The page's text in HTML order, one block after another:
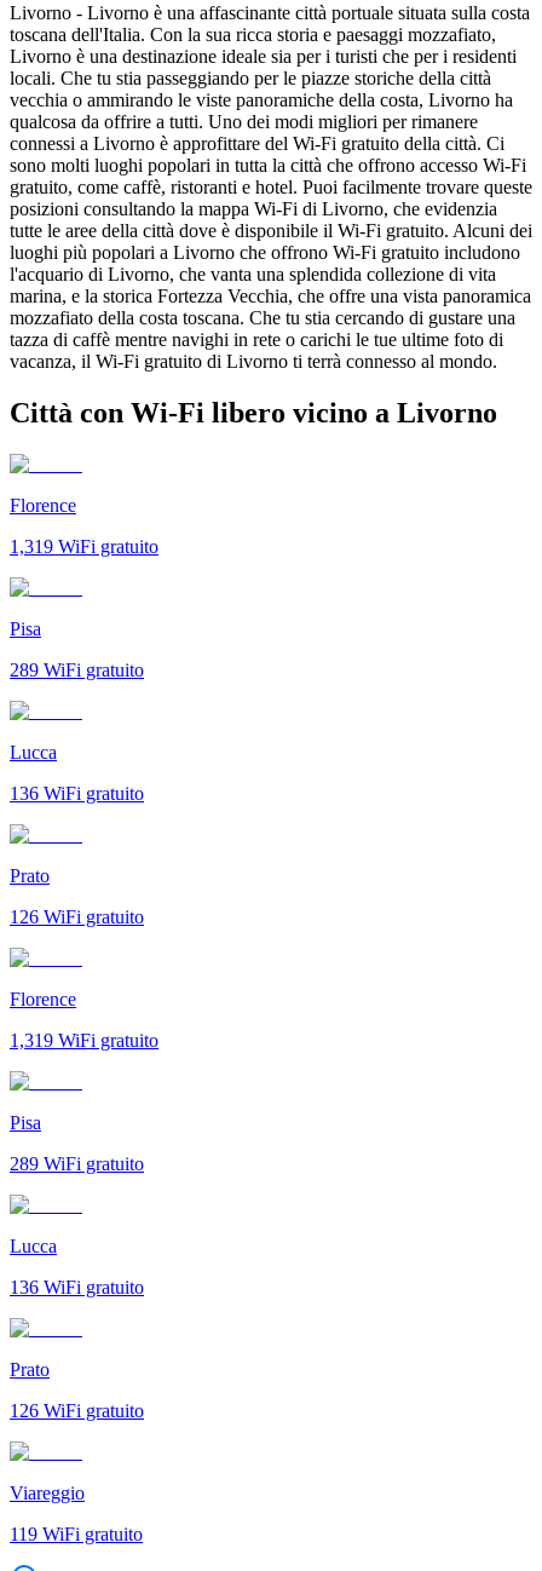
Livorno - Livorno è una affascinante città portuale situata sulla costa
toscana dell'Italia. Con la sua ricca storia e paesaggi mozzafiato,
Livorno è una destinazione ideale sia per i turisti che per i residenti
locali. Che tu stia passeggiando per le piazze storiche della città
vecchia o ammirando le viste panoramiche della costa, Livorno ha
qualcosa da offrire a tutti. Uno dei modi migliori per rimanere
connessi a Livorno è approfittare del Wi-Fi gratuito della città. Ci
sono molti luoghi popolari in tutta la città che offrono accesso Wi-Fi
gratuito, come caffè, ristoranti e hotel. Puoi facilmente trovare queste
posizioni consultando la mappa Wi-Fi di Livorno, che evidenzia
tutte le aree della città dove è disponibile il Wi-Fi gratuito. Alcuni dei
luoghi più popolari a Livorno che offrono Wi-Fi gratuito includono
l'acquario di Livorno, che vanta una splendida collezione di vita
marina, e la storica Fortezza Vecchia, che offre una vista panoramica
mozzafiato della costa toscana. Che tu stia cercando di gustare una
tazza di caffè mentre navighi in rete o carichi le tue ultime foto di
vacanza, il Wi-Fi gratuito di Livorno ti terrà connesso al mondo.
Città con Wi-Fi libero vicino a Livorno
Florence
1,319 WiFi gratuito
Pisa
289 WiFi gratuito
Lucca
136 WiFi gratuito
Prato
126 WiFi gratuito
Florence
1,319 WiFi gratuito
Pisa
289 WiFi gratuito
Lucca
136 WiFi gratuito
Prato
126 WiFi gratuito
Viareggio
119 WiFi gratuito